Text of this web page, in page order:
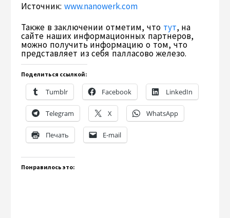
Источник: www.nanowerk.com
Также в заключении отметим, что тут, на
сайте наших информационных партнеров,
можно получить информацию о том, что
представляет из себя палласово железо.
Поделиться ссылкой:
Tumblr Facebook LinkedIn
Telegram X WhatsApp
Печать E-mail
Понравилось это: